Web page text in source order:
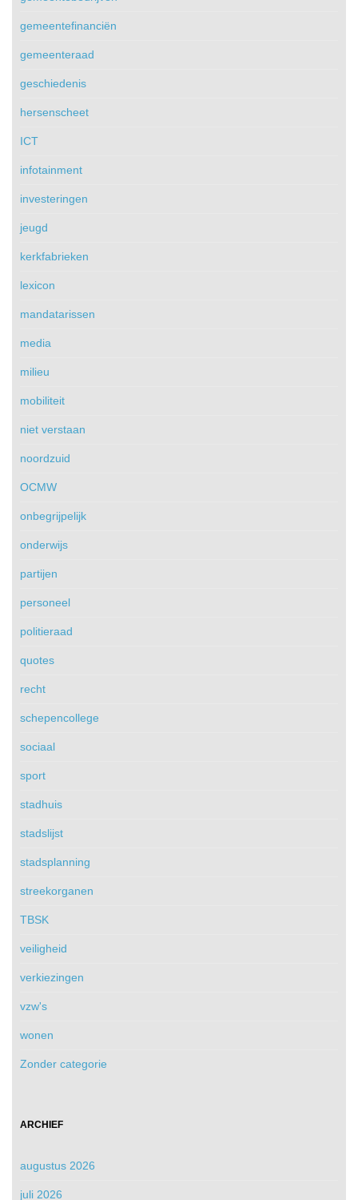
gemeentefinanciën
gemeenteraad
geschiedenis
hersenscheet
ICT
infotainment
investeringen
jeugd
kerkfabrieken
lexicon
mandatarissen
media
milieu
mobiliteit
niet verstaan
noordzuid
OCMW
onbegrijpelijk
onderwijs
partijen
personeel
politieraad
quotes
recht
schepencollege
sociaal
sport
stadhuis
stadslijst
stadsplanning
streekorganen
TBSK
veiligheid
verkiezingen
vzw's
wonen
Zonder categorie
ARCHIEF
augustus 2026
juli 2026